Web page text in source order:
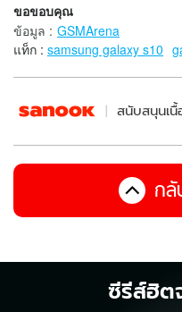
ขอขอบคุณ
ข้อมูล : GSMArena
แท็ก : samsung galaxy s10
สนับสนุนเนื้
กลั
ซีรีส์ฮิต